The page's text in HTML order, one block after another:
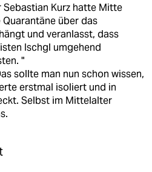
Sebastian Kurz hatte Mitte
Quarantäne über das
und veranlasst, dass
Ischgl umgehend
"
sollte man nun schon wissen,
erstmal isoliert und in
Selbst im Mittelalter